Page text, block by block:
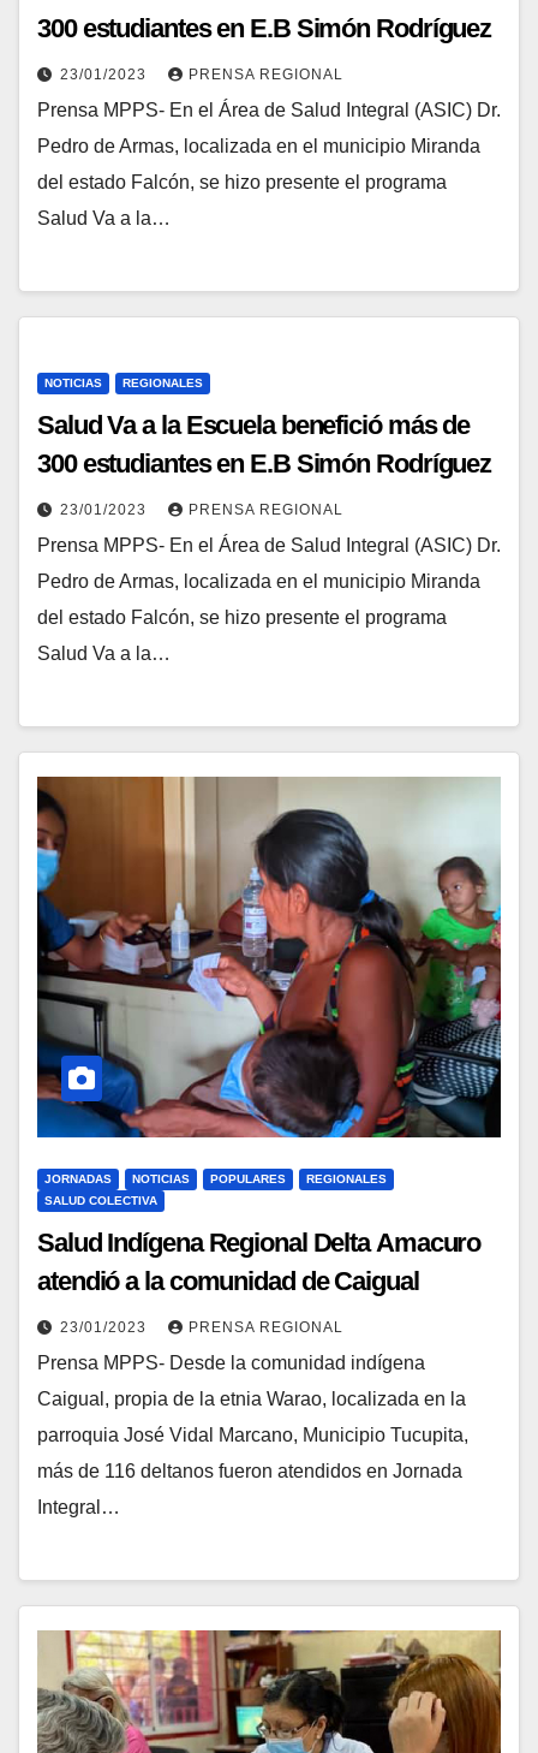
300 estudiantes en E.B Simón Rodríguez
23/01/2023 PRENSA REGIONAL
Prensa MPPS- En el Área de Salud Integral (ASIC) Dr.
Pedro de Armas, localizada en el municipio Miranda
del estado Falcón, se hizo presente el programa
Salud Va a la…
NOTICIAS REGIONALES
Salud Va a la Escuela benefició más de
300 estudiantes en E.B Simón Rodríguez
23/01/2023 PRENSA REGIONAL
Prensa MPPS- En el Área de Salud Integral (ASIC) Dr.
Pedro de Armas, localizada en el municipio Miranda
del estado Falcón, se hizo presente el programa
Salud Va a la…
JORNADAS NOTICIAS POPULARES
REGIONALES
SALUD COLECTIVA
Salud Indígena Regional Delta Amacuro
atendió a la comunidad de Caigual
23/01/2023 PRENSA REGIONAL
Prensa MPPS- Desde la comunidad indígena
Caigual, propia de la etnia Warao, localizada en la
parroquia José Vidal Marcano, Municipio Tucupita,
más de 116 deltanos fueron atendidos en Jornada
Integral…